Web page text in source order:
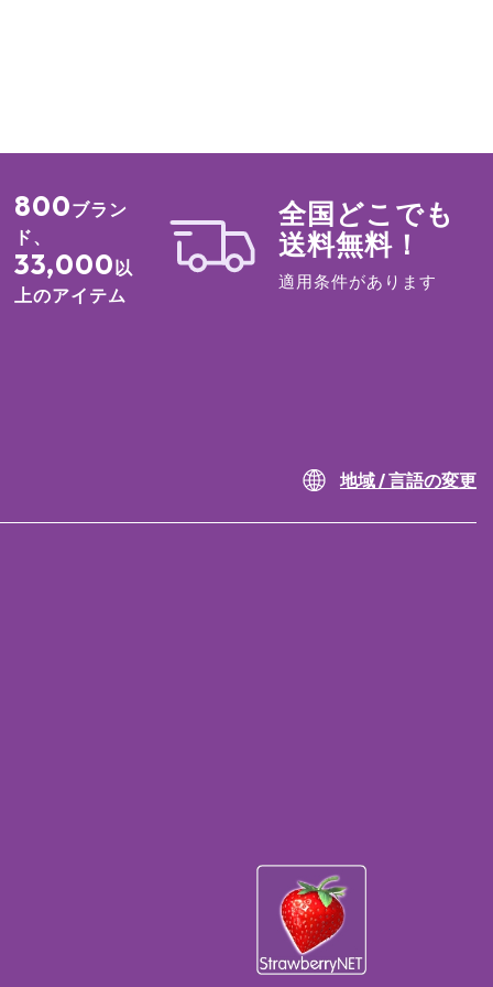
800ブラン
ド、
33,000以
上のアイテム
全国どこでも
送料無料！
適用条件があります
地域 / 言語の変更